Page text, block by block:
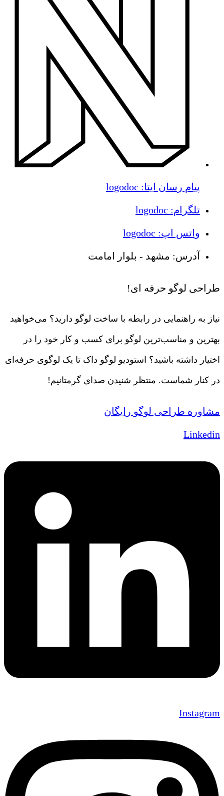
پیام رسان ایتا: logodoc
تلگرام: logodoc
واتس اپ: logodoc
آدرس: مشهد - بلوار امامت
طراحی لوگو حرفه ای!
نیاز به راهنمایی در رابطه با ساخت لوگو دارید؟ می‌خواهید
بهترین و مناسب‌ترین لوگو برای کسب و کار خود را در
اختیار داشته باشید؟ استودیو لوگو داک تا یک لوگوی حرفه‌ای
در کنار شماست. منتظر شنیدن صدای گرمتانیم!
مشاوره طراحی لوگو رایگان
Linkedin
Instagram